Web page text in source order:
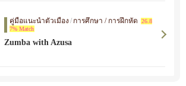
す。
คู่มือแนะนำตัวเมือง / การศึกษา / การฝึกหัด
26.8
7% Match
Zumba with Azusa